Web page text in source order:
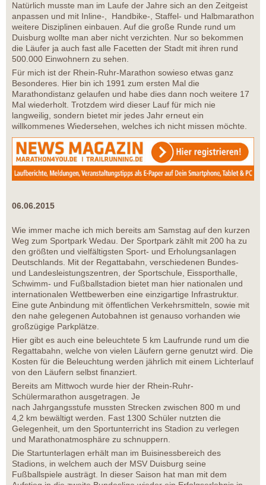
Natürlich musste man im Laufe der Jahre sich an den Zeitgeist
anpassen und mit Inline-, Handbike-, Staffel- und Halbmarathon
weitere Disziplinen einbauen. Auf die große Runde rund um
Duisburg wollte man aber nicht verzichten. Nur so bekommen
die Läufer ja auch fast alle Facetten der Stadt mit ihren rund
500.000 Einwohnern zu sehen.
Für mich ist der Rhein-Ruhr-Marathon sowieso etwas ganz
Besonderes. Hier bin ich 1991 zum ersten Mal die
Marathondistanz gelaufen und habe dies dann noch weitere 17
Mal wiederholt. Trotzdem wird dieser Lauf für mich nie
langweilig, sondern bietet mir jedes Jahr erneut ein
willkommenes Wiedersehen, welches ich nicht missen möchte.
06.06.2015
Wie immer mache ich mich bereits am Samstag auf den kurzen
Weg zum Sportpark Wedau. Der Sportpark zählt mit 200 ha zu
den größten und vielfältigsten Sport- und Erholungsanlagen
Deutschlands. Mit der Regattabahn, verschiedenen Bundes-
und Landesleistungszentren, der Sportschule, Eissporthalle,
Schwimm- und Fußballstadion bietet man hier nationalen und
internationalen Wettbewerben eine einzigartige Infrastruktur.
Eine gute Anbindung mit öffentlichen Verkehrsmitteln, sowie mit
den nahe gelegenen Autobahnen ist genauso vorhanden wie
großzügige Parkplätze.
Hier gibt es auch eine beleuchtete 5 km Laufrunde rund um die
Regattabahn, welche von vielen Läufern gerne genutzt wird. Die
Kosten für die Beleuchtung werden jährlich mit einem Lichterlauf
von den Läufern selbst finanziert.
Bereits am Mittwoch wurde hier der Rhein-Ruhr-
Schülermarathon ausgetragen. Je
nach Jahrgangsstufe mussten Strecken zwischen 800 m und
4,2 km bewältigt werden. Fast 1300 Schüler nutzten die
Gelegenheit, um den Sportunterricht ins Stadion zu verlegen
und Marathonatmosphäre zu schnuppern.
Die Startunterlagen erhält man im Buisinessbereich des
Stadions, in welchem auch der MSV Duisburg seine
Fußballspiele austrägt. In dieser Saison hat man mit dem